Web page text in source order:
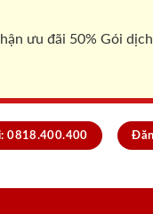
ưu đãi 50% Gói
0818.400.400